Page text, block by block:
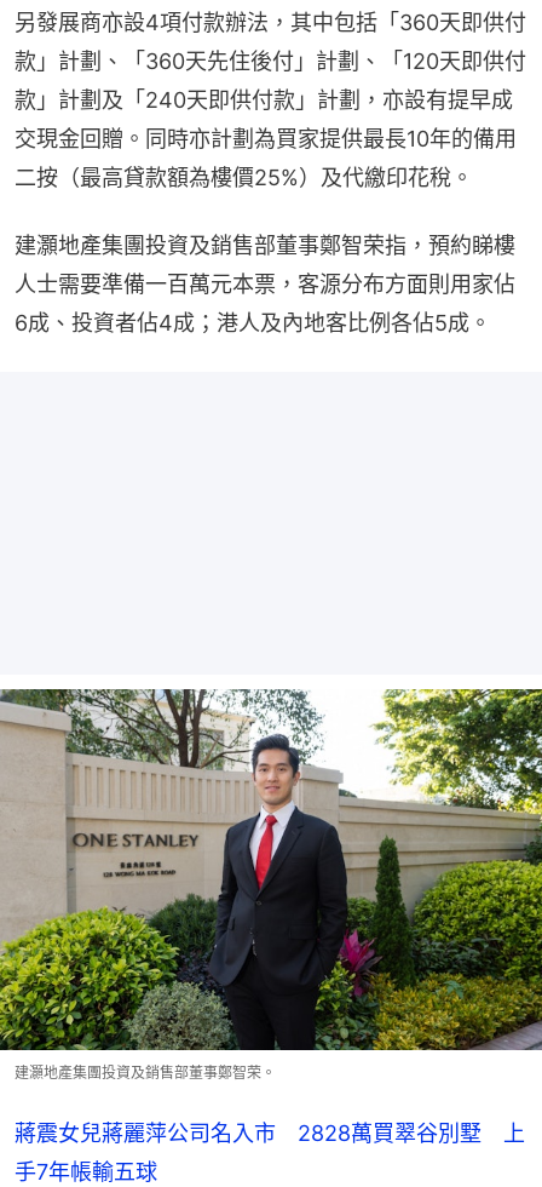
另發展商亦設4項付款辦法，其中包括「360天即供付
款」計劃、「360天先住後付」計劃、「120天即供付
款」計劃及「240天即供付款」計劃，亦設有提早成
交現金回贈。同時亦計劃為買家提供最長10年的備用
二按（最高貸款額為樓價25%）及代繳印花稅。
建灝地產集團投資及銷售部董事鄭智荣指，預約睇樓
人士需要準備一百萬元本票，客源分布方面則用家佔
6成、投資者佔4成；港人及內地客比例各佔5成。
建灝地產集團投資及銷售部董事鄭智荣。
蔣震女兒蔣麗萍公司名入市 2828萬買翠谷別墅 上
手7年帳輸五球